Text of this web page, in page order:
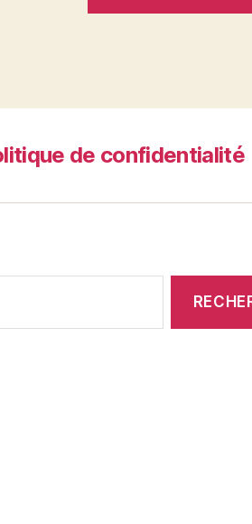
de confidentialité